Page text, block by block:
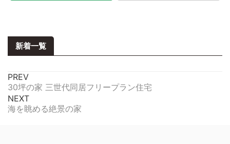
新着一覧
PREV
30坪の家 三世代同居フリープラン住宅
NEXT
海を眺める絶景の家